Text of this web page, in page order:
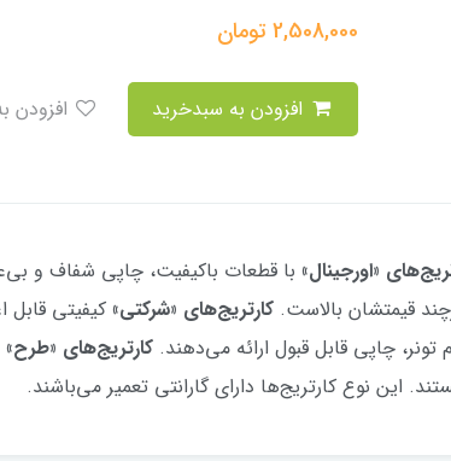
2,508,000تومان
«اورجینال»
قیمتشان بالاست. کارتریج‌های «شرکتی»
چاپی قابل قبول ارائه می‌دهند. کارتریج‌های «طرح»
این نوع کارتریج‌ها دارای گارانتی تعمیر می‌باشند.